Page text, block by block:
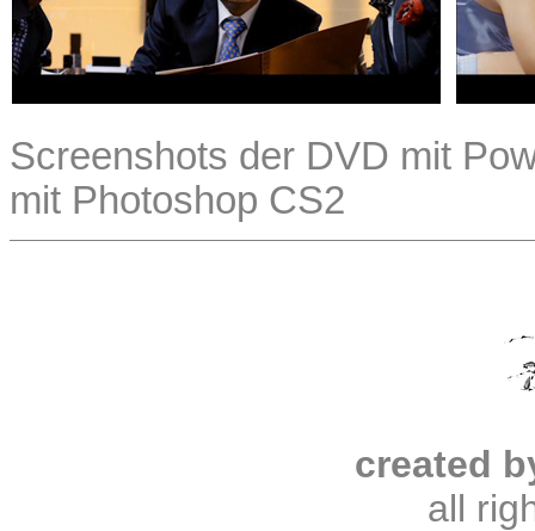
Screenshots der DVD mit
mit Photoshop CS2
created
all